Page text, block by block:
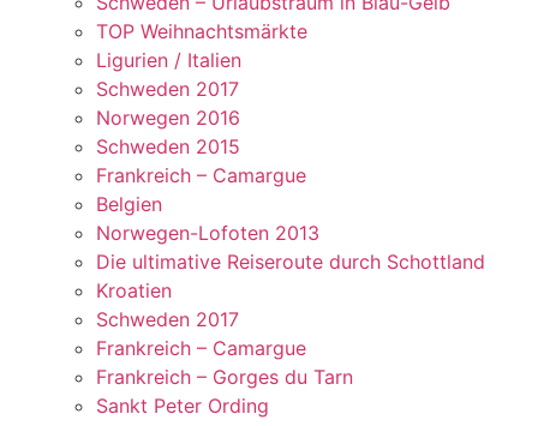
TOP Weihnachtsmärkte
Ligurien / Italien
Schweden 2017
Norwegen 2016
Schweden 2015
Frankreich – Camargue
Belgien
Norwegen-Lofoten 2013
Die ultimative Reiseroute durch Schottland
Kroatien
Schweden 2017
Frankreich – Camargue
Frankreich – Gorges du Tarn
Sankt Peter Ording